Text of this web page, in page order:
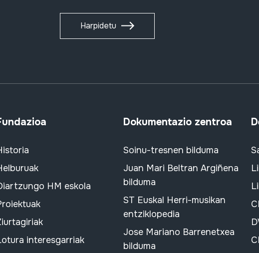
Harpidetu
HM eskola
interesgarriak
Dokumentazio zentroa
Soinu-tresnen bilduma
Juan Mari Beltran Argiñena
bilduma
ST Euskal Herri-musikan
entziklopedia
Jose Mariano Barrenetxea
bilduma